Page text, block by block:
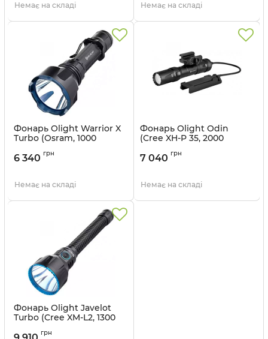
Немає на складі Артикул: 7-1048_desert
Немає на складі
Фонарь Olight Warrior X
Turbo (Osram, 1000
магнитная зарядка),
6 340 грн
Немає на складі
Фонарь Olight Odin
(Cree XH-P 35, 2000
1x21700, магнитная
7 040 грн
Немає на складі
Фонарь Olight Javelot
Turbo (Cree XM-L2, 1300
магнитная зарядка),
грн